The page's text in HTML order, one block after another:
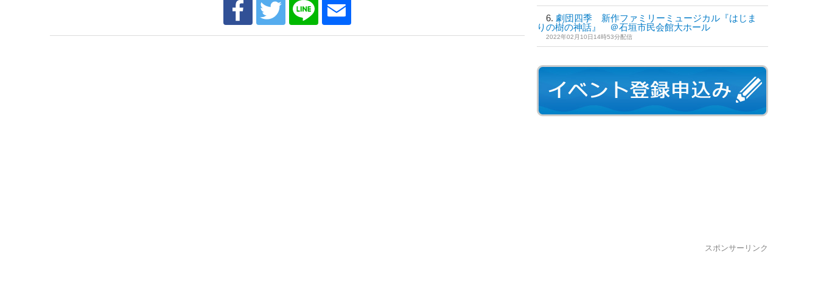
劇団四季 新作ファミリーミュージカル『はじま
りの樹の神話』 ＠石垣市民会館大ホール
2022年02月10日14時53分配信
スポンサーリンク